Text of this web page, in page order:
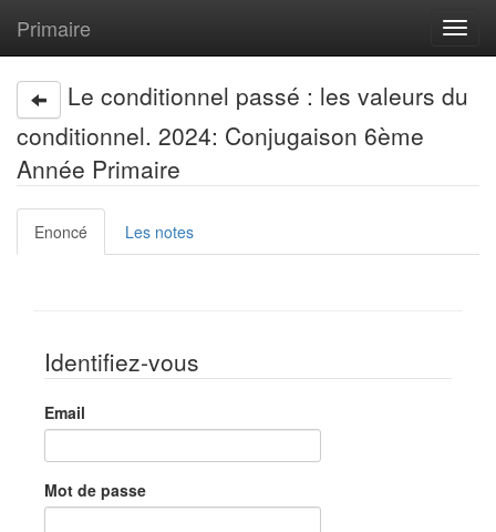
Primaire
Le conditionnel passé : les valeurs du
conditionnel. 2024: Conjugaison 6ème
Année Primaire
Enoncé Les notes
Identifiez-vous
Email
Mot de passe